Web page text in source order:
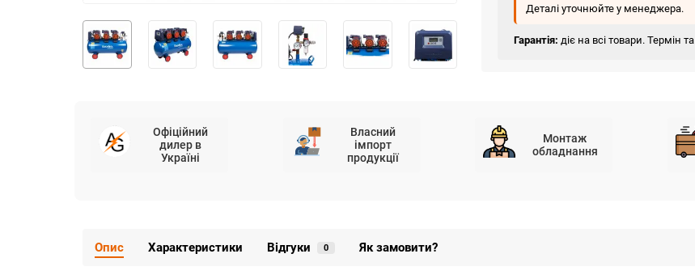
Деталі уточнюйте у менеджера.
Гарантія: діє на всі товари. Термін
Офіційний
дилер в
Україні
Власний
імпорт
продукції
Монтаж
обладнання
Опис Характеристики Відгуки 0 Як замовити?